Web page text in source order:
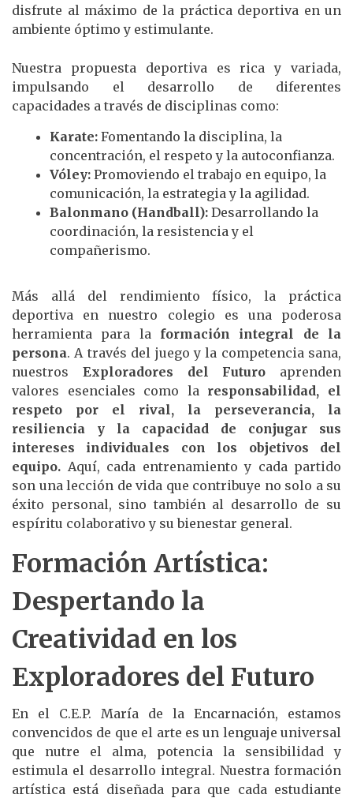
disfrute al máximo de la práctica deportiva en un
ambiente óptimo y estimulante.
Nuestra propuesta deportiva es rica y variada,
impulsando el desarrollo de diferentes
capacidades a través de disciplinas como:
Karate: Fomentando la disciplina, la
concentración, el respeto y la autoconfianza.
Vóley: Promoviendo el trabajo en equipo, la
comunicación, la estrategia y la agilidad.
Balonmano (Handball): Desarrollando la
coordinación, la resistencia y el
compañerismo.
Más allá del rendimiento físico, la práctica
deportiva en nuestro colegio es una poderosa
herramienta para la formación integral de la
persona. A través del juego y la competencia sana,
nuestros Exploradores del Futuro aprenden
valores esenciales como la responsabilidad, el
respeto por el rival, la perseverancia, la
resiliencia y la capacidad de conjugar sus
intereses individuales con los objetivos del
equipo. Aquí, cada entrenamiento y cada partido
son una lección de vida que contribuye no solo a su
éxito personal, sino también al desarrollo de su
espíritu colaborativo y su bienestar general.
Formación Artística:
Despertando la
Creatividad en los
Exploradores del Futuro
En el C.E.P. María de la Encarnación, estamos
convencidos de que el arte es un lenguaje universal
que nutre el alma, potencia la sensibilidad y
estimula el desarrollo integral. Nuestra formación
artística está diseñada para que cada estudiante